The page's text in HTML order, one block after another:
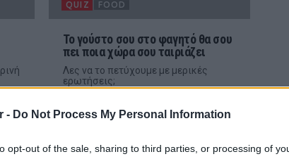
- Do Not Process My Personal Information
opt-out of the sale, sharing to third parties, or processing of
QUIZ FOOD
Το γούστο σου στο φαγητό θα σου
πει ποια χώρα σου ταιριάζει
Λες να το πετύχουμε με μερικές
ερωτήσεις;